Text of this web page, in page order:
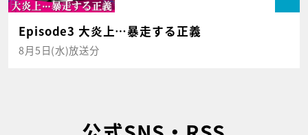
Episode3 大炎上…暴走する正義
8月5日(水)放送分